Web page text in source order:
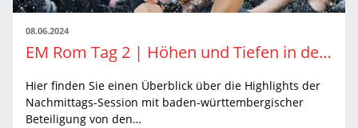
08.06.2024
EM Rom Tag 2 | Höhen und Tiefen in den (Halb-) Finals
Hier finden Sie einen Überblick über die Highlights der
Nachmittags-Session mit baden-württembergischer
Beteiligung von den…